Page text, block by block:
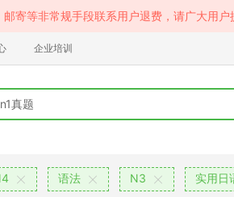
寄等非常规手段联系用户退费，请广大用
企业培训
语法 N3 实用日